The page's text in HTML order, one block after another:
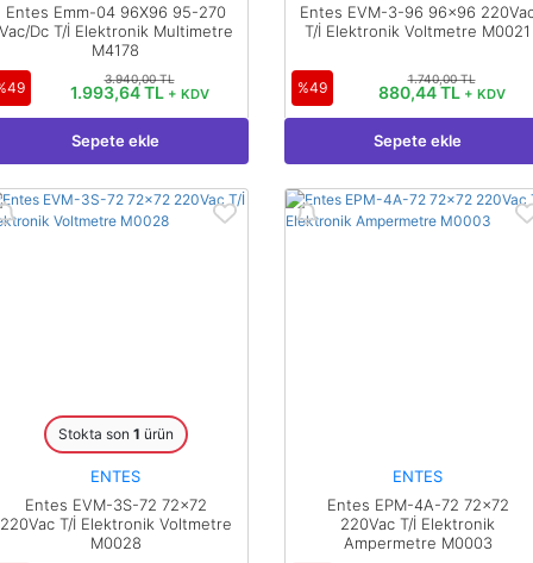
Entes Emm-04 96X96 95-270
Dc T/İ Elektronik Multimetre
M4178
3.940,00 TL
1.993,64 TL + KDV
Sepete ekle
Entes EVM-3-96 96x96
T/İ Elektronik Voltmetre M0021
%49 1.740,00 TL
880,44 TL + KDV
Sepete ekle
Stokta son 1 ürün
ENTES
Entes EVM-3S-72 72x72
220Vac T/İ Elektronik Voltmetre
M0028
ENTES
Entes EPM-4A-72 72x72
220Vac T/İ Elektronik
Ampermetre M0003